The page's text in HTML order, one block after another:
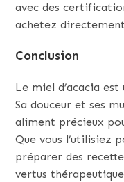
avec des
achetez
Conclusion
Le miel d’acacia
Sa douceur et ses
aliment précieux
Que vous l’utilisiez
préparer des
vertus